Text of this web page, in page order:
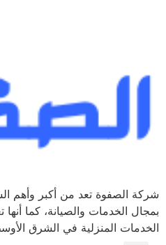
شركة الصفوة تعد من أكبر وأهم
بمجال الخدمات والصيانة، كما
الخدمات المنزلية في الشرق